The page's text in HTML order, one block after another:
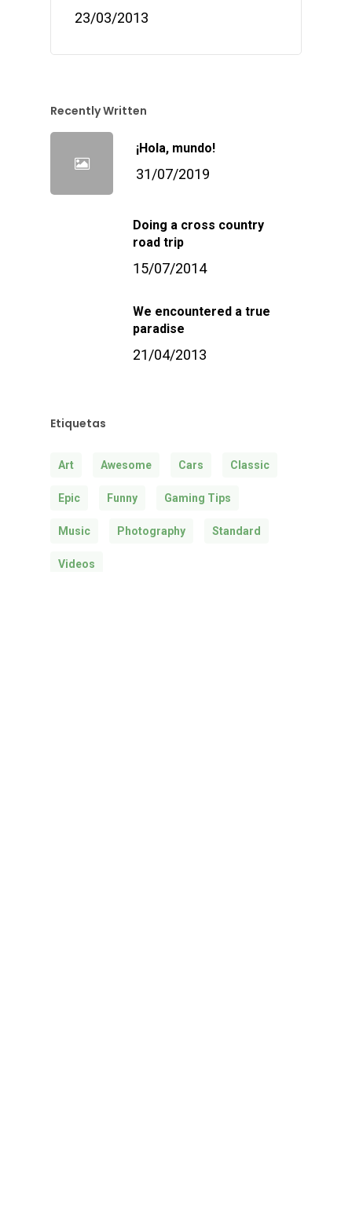
23/03/2013
Recently Written
¡Hola, mundo!
31/07/2019
Doing a cross country
road trip
15/07/2014
We encountered a true
paradise
21/04/2013
Etiquetas
Art Awesome Cars Classic
Epic Funny Gaming Tips
Music Photography Standard
Videos